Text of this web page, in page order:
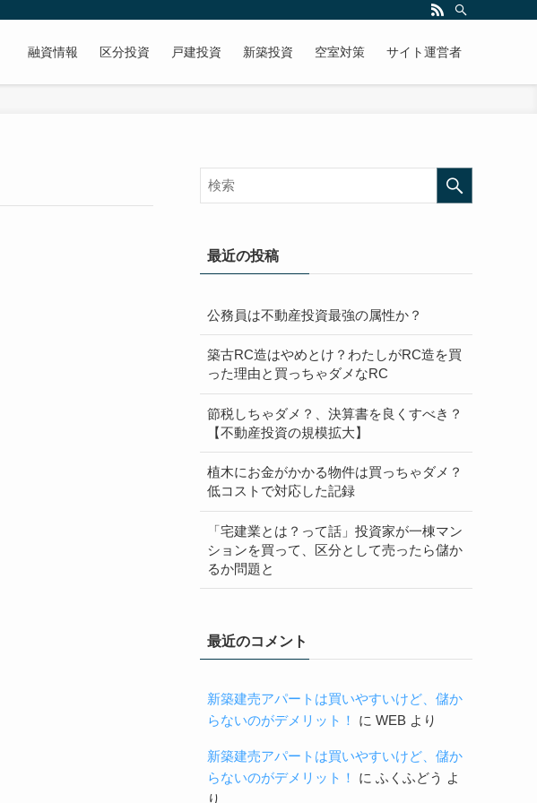
融資情報 区分投資 戸建投資 新築投資 空室対策 サイト運営者
最近の投稿
公務員は不動産投資最強の属性か？
築古RC造はやめとけ？わたしがRC造を買
った理由と買っちゃダメなRC
節税しちゃダメ？、決算書を良くすべき？
【不動産投資の規模拡大】
植木にお金がかかる物件は買っちゃダメ？
低コストで対応した記録
「宅建業とは？って話」投資家が一棟マン
ションを買って、区分として売ったら儲か
るか問題と
最近のコメント
新築建売アパートは買いやすいけど、儲か
らないのがデメリット！
に WEB より
新築建売アパートは買いやすいけど、儲か
らないのがデメリット！
に ふくふどう よ
り